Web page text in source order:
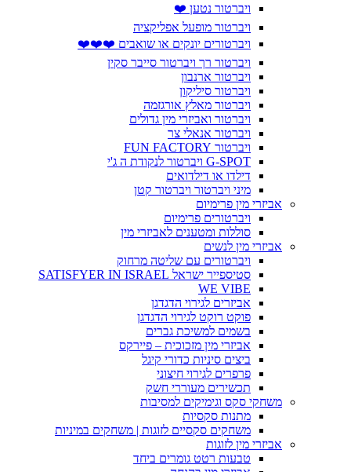
ויברטור נטען ❤️
ויברטור מופעל אפליקציה
ויברטורים יונקים או שואבים ❤️❤️❤️
ויברטור רך ויברטור סייבר סקין
ויברטור ארנבון
ויברטור סיליקון
ויברטור מאלץ אורגזמה
ויברטור ואביזרי מין גדולים
ויברטור אנאלי צר
ויברטור FUN FACTORY
G-SPOT ויברטור לנקודת ה ג'י
דילדו או דילדואים
מיני ויברטור ויברטור קטן
אביזרי מין פרימיום
ויברטורים פרימיום
סוללות ומטענים לאביזרי מין
אביזרי מין לנשים
ויברטורים עם שליטה מרחוק
סטיספייר ישראל SATISFYER IN ISRAEL
WE VIBE
אביזרים לגירוי הדגדגן
פוקט רוקט לגירוי הדגדגן
בשמים למשיכת גברים
אביזרי מין מזכוכית – פיירקס
ביצים סיניות כדורי קיגל
פרפרים לגירוי חיצוני
תכשירים מעוררי חשק
משחקי סקס וגימיקים למסיבות
מתנות סקסיות
משחקים סקסיים לזוגות | משחקים במיניות
אביזרי מין לזוגות
טבעות רטט גומרים ביחד